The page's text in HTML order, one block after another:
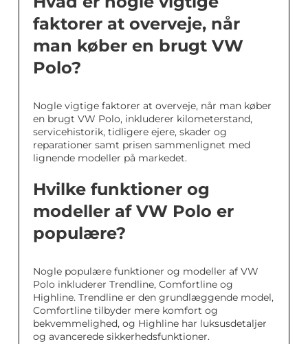
faktorer at overveje, når
man køber en brugt VW
Polo?
Nogle vigtige faktorer at overveje, når man køber
en brugt VW Polo, inkluderer kilometerstand,
servicehistorik, tidligere ejere, skader og
reparationer samt prisen sammenlignet med
lignende modeller på markedet.
Hvilke funktioner og
modeller af VW Polo er
populære?
Nogle populære funktioner og modeller af VW
Polo inkluderer Trendline, Comfortline og
Highline. Trendline er den grundlæggende model,
Comfortline tilbyder mere komfort og
bekvemmelighed, og Highline har luksusdetaljer
og avancerede sikkerhedsfunktioner.